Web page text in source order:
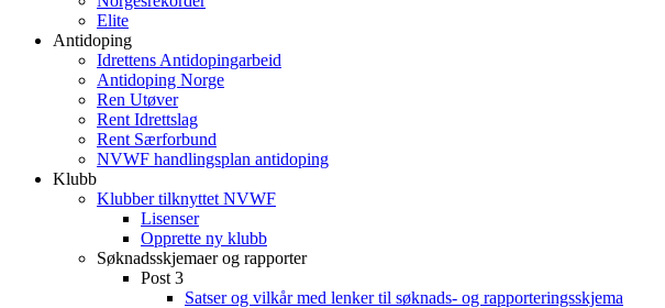
Elite
Antidoping
Idrettens Antidopingarbeid
Antidoping Norge
Ren Utøver
Rent Idrettslag
Rent Særforbund
NVWF handlingsplan antidoping
Klubb
Klubber tilknyttet NVWF
Lisenser
Opprette ny klubb
Søknadsskjemaer og rapporter
Post 3
Satser og vilkår med lenker til søknads- og rapporteringsskjema